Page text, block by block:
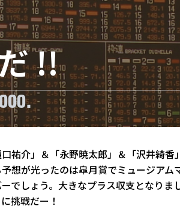
!!
祐介」＆「永野暁太郎」＆「沢井綺香
想が光ったのは皐月賞でミュージアム
でしょう。大きなプラス収支となりま
挑戦だー！